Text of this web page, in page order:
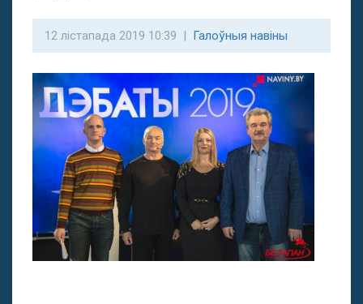
12 лістапада 2019 10:39 | Галоўныя навіны